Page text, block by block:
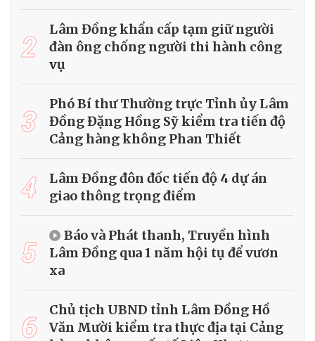
2
Lâm Đồng khẩn cấp tạm giữ người
đàn ông chống người thi hành công
vụ
3
Phó Bí thư Thường trực Tỉnh ủy Lâm
Đồng Đặng Hồng Sỹ kiểm tra tiến độ
Cảng hàng không Phan Thiết
4
Lâm Đồng đôn đốc tiến độ 4 dự án
giao thông trọng điểm
5
Báo và Phát thanh, Truyền hình
Lâm Đồng qua 1 năm hội tụ để vươn
xa
6
Chủ tịch UBND tỉnh Lâm Đồng Hồ
Văn Mười kiểm tra thực địa tại Cảng